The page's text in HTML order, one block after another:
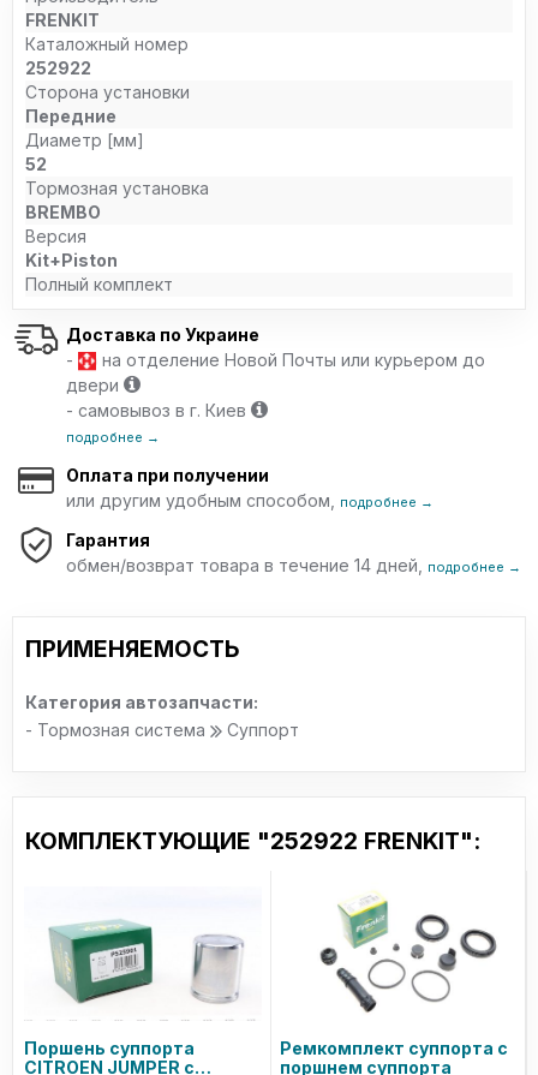
FRENKIT
Каталожный номер
252922
Сторона установки
Передние
Диаметр [мм]
52
Тормозная установка
BREMBO
Версия
Kit+Piston
Полный комплект
Доставка по Украине
-
на отделение Новой Почты или курьером до
двери
- самовывоз в г. Киев
подробнее →
Оплата при получении
или другим удобным способом,
подробнее →
Гарантия
обмен/возврат товара в течение 14 дней,
подробнее →
ПРИМЕНЯЕМОСТЬ
Категория автозапчасти:
- Тормозная система
Суппорт
КОМПЛЕКТУЮЩИЕ "252922 FRENKIT":
Поршень суппорта
CITROEN JUMPER c
Ремкомплект суппорта с
поршнем суппорта